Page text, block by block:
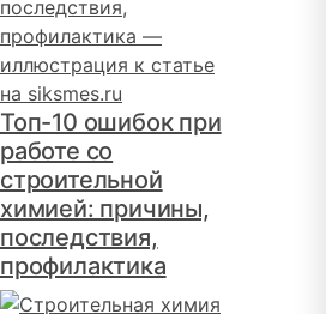
Топ-10 ошибок при
работе со
строительной
химией: причины,
последствия,
профилактика